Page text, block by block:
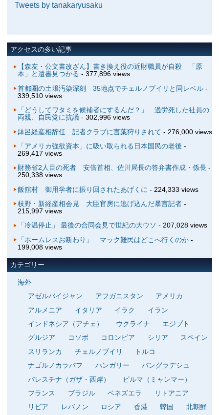
Tweets by tanakaryusaku
アクセスの多い記事
【森友・公文書改ざん】書き換え役の近財職員が自殺 「原
本」と遺書見つかる - 377,896 views
首都圏の土壌汚染深刻 35地点でチェルノブイリと同レベル-
339,510 views
「どうしてワタミを候補者にするんだ？」 過労死した社員の
両親、自民党に抗議- 302,996 views
鉢呂経産相辞任 記者クラブに言葉狩りされて - 276,000 views
「アメリカ強欲資本」に吸い取られる日本国民の老後 -
269,417 views
財務省2人目の死者 安倍首相、佐川局長の答弁書作成・係長-
250,338 views
飯舘村 御用学者に振り回されたあげくに - 224,333 views
枝野・新経産相会見 大臣官房に逃げ込んだ暴言記者-
215,997 views
「冷温停止」 最後の合同会見で世紀の大ウソ - 207,028 views
「ホームレスお断わり」 マック難民はどこへ行くのか-
199,008 views
カテゴリー
海外
アゼルバイジャン
アフガニスタン
アメリカ
アルメニア
イタリア イラク
イラン
インドネシア（アチェ）
ウクライナ
エジプト
グルジア
コソボ コロンビア シリア
スペイン
スリランカ
チェルノブイリ
トルコ
ナゴルノカラバフ
ハンガリー
バングラデシュ
パレスチナ（ガザ・西岸）
ビルマ（ミャンマー）
フランス
ブラジル ベネズエラ
リトアニア
リビア
レバノン ロシア 香港 韓国 北朝鮮